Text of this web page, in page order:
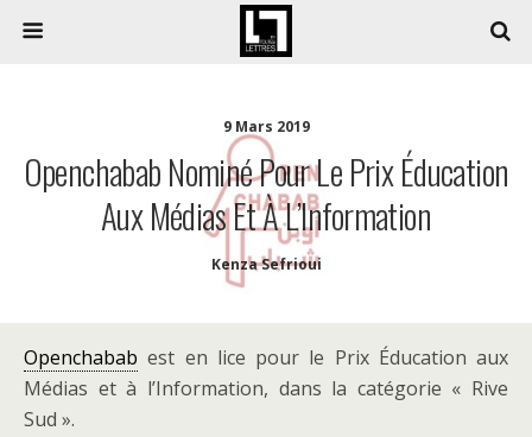
9 Mars 2019
Openchabab Nominé Pour Le Prix Éducation
Aux Médias Et À L’Information
Kenza Sefrioui
Openchabab est en lice pour le Prix Éducation aux
Médias et à l’Information, dans la catégorie « Rive
Sud ».